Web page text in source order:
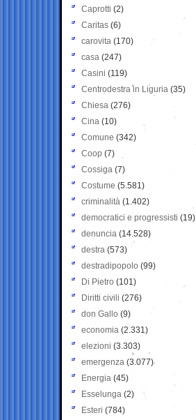
Caprotti (2)
Caritas (6)
carovita (170)
casa (247)
Casini (119)
Centrodestra in Liguria (35)
Chiesa (276)
Cina (10)
Comune (342)
Coop (7)
Cossiga (7)
Costume (5.581)
criminalità (1.402)
democratici e progressisti (19)
denuncia (14.528)
destra (573)
destradipopolo (99)
Di Pietro (101)
Diritti civili (276)
don Gallo (9)
economia (2.331)
elezioni (3.303)
emergenza (3.077)
Energia (45)
Esselunga (2)
Esteri (784)